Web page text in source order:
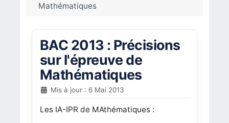
Mathématiques
BAC 2013 : Précisions
sur l'épreuve de
Mathématiques
Mis à jour : 6 Mai 2013
Les IA-IPR de MAthématiques :